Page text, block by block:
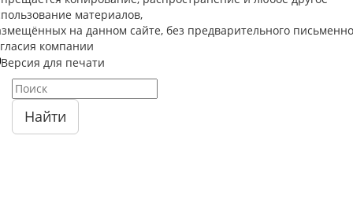
материалов,
на данном сайте, без предварительного
компании
Версия для печати
Найти